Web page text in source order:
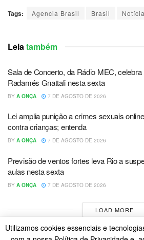
Tags: Agencia Brasil Brasil
Leiatambém
Sala de Concerto, da Rádio MEC, celebra
Radamés Gnattali nesta sexta
BY A ONÇA 7 DE AGOSTO DE 2026
Lei amplia punição a crimes sexuais online
contra crianças; entenda
BY A ONÇA 7 DE AGOSTO DE 2026
Previsão de ventos fortes leva Rio a
aulas nesta sexta
BY A ONÇA 7 DE AGOSTO DE 2026
LOAD MORE
Utilizamos cookies essenciais e